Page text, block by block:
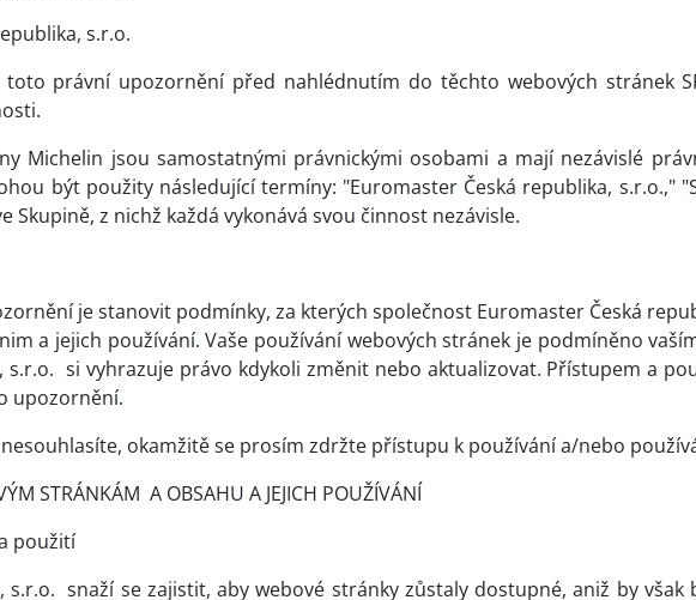
s.r.o.
právní upozornění před nahlédnutím do těchto webových stránek
Michelin jsou samostatnými právnickými osobami a mají nezávislé
být použity následující termíny: "Euromaster Česká republika, s.r.o.,"
Skupině, z nichž každá vykonává svou činnost nezávisle.
je stanovit podmínky, za kterých společnost Euromaster Česká
a jejich používání. Vaše používání webových stránek je podmíněno
s.r.o. si vyhrazuje právo kdykoli změnit nebo aktualizovat. Přístupem a
upozornění.
okamžitě se prosím zdržte přístupu k používání a/nebo
STRÁNKÁM A OBSAHU A JEJICH POUŽÍVÁNÍ
použití
s.r.o.snaží se zajistit, aby webové stránky zůstaly dostupné, aniž by